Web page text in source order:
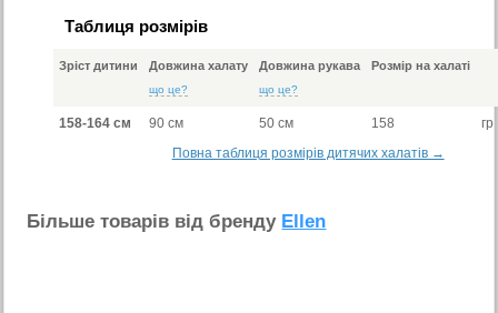
Таблиця розмірів
Зріст дитини Довжина халату
що це?
Довжина рукава
що це?
Розмір на халаті
158-164 см 90 см 50 см 158
гр
Повна таблиця розмірів дитячих халатів →
Бiльше товарiв вiд бренду Ellen